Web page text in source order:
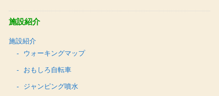
施設紹介
施設紹介
ウォーキングマップ
おもしろ自転車
ジャンピング噴水